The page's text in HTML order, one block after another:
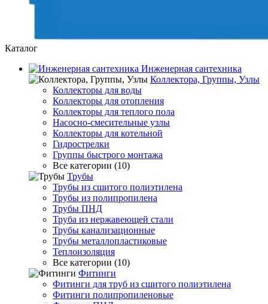
Каталог
Инженерная сантехника
Коллектора, Группы, Узлы
Коллекторы для воды
Коллекторы для отопления
Коллекторы для теплого пола
Насосно-смесительные узлы
Коллекторы для котельной
Гидрострелки
Группы быстрого монтажа
Все категории (10)
Трубы
Трубы из сшитого полиэтилена
Трубы из полипропилена
Трубы ПНД
Труба из нержавеющей стали
Трубы канализационные
Трубы металлопластиковые
Теплоизоляция
Все категории (10)
Фитинги
Фитинги для труб из сшитого полиэтилена
Фитинги полипропиленовые